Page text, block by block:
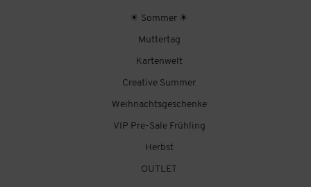
☀ Sommer ☀
Muttertag
Kartenwelt
Creative Summer
Weihnachtsgeschenke
VIP Pre-Sale Frühling
Herbst
OUTLET